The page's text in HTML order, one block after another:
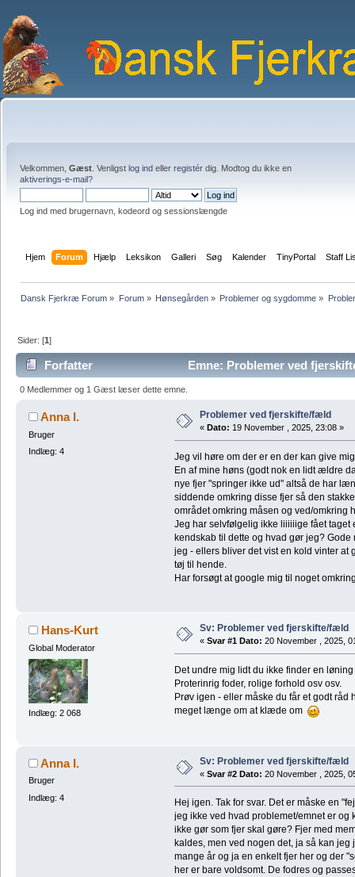
Velkommen, Gæst . Venligst log ind eller registér dig. Modtog du ikke en
aktiverings-e-mail?
Log ind med brugernavn, kodeord og sessionslængde
Hjem Forum Hjælp Leksikon Galleri Søg Kalender TinyPortal Staff
Dansk Fjerkræ Forum » Forum» Hønsegården» Problemer og sygdomme »
Sider: [1]
Forfatter Emne: Problemer ved
0 Medlemmer og 1 Gæst læser dette emne.
Anna I.
Bruger
Indlæg: 4
Problemer ved fjerskifte/fæld
« Dato: 19 November , 2025, 23:08 »
Jeg vil høre om der er en der kan give
En af mine høns (godt nok en lidt ældre
nye fjer "springer ikke ud" altså de har
siddende omkring disse fjer så den
området omkring måsen og ved/omkring
Jeg har selvfølgelig ikke liiiiiige fået taget
kendskab til dette og hvad gør jeg?
jeg - ellers bliver det vist en kold vinter at
tøj til hende.
Har forsøgt at google mig til noget
Hans-Kurt
Global Moderator
Indlæg: 2 068
Sv: Problemer ved fjerskifte/fæld
« Svar #1 Dato: 20 November , 2025,
Det undre mig lidt du ikke finder en
Proterinrig foder, rolige forhold osv osv.
Prøv igen - eller måske du får et godt
meget længe om at klæde om
Anna I.
Bruger
Indlæg: 4
Sv: Problemer ved fjerskifte/fæld
« Svar #2 Dato: 20 November , 2025,
Hej igen. Tak for svar. Det er måske en
jeg ikke ved hvad problemet/emnet er og
ikke gør som fjer skal gøre? Fjer med
kaldes, men ved nogen det, ja så kan
mange år og ja en enkelt fjer her og der
her er bare voldsomt. De fodres og